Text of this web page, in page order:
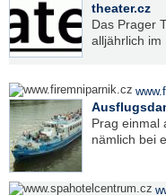
theater.cz
Das Prager
alljährlich im
Prag einmal
nämlich bei